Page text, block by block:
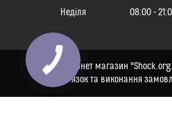
Неділя
08:00
Інтернет магазин
зв'язок та виконання